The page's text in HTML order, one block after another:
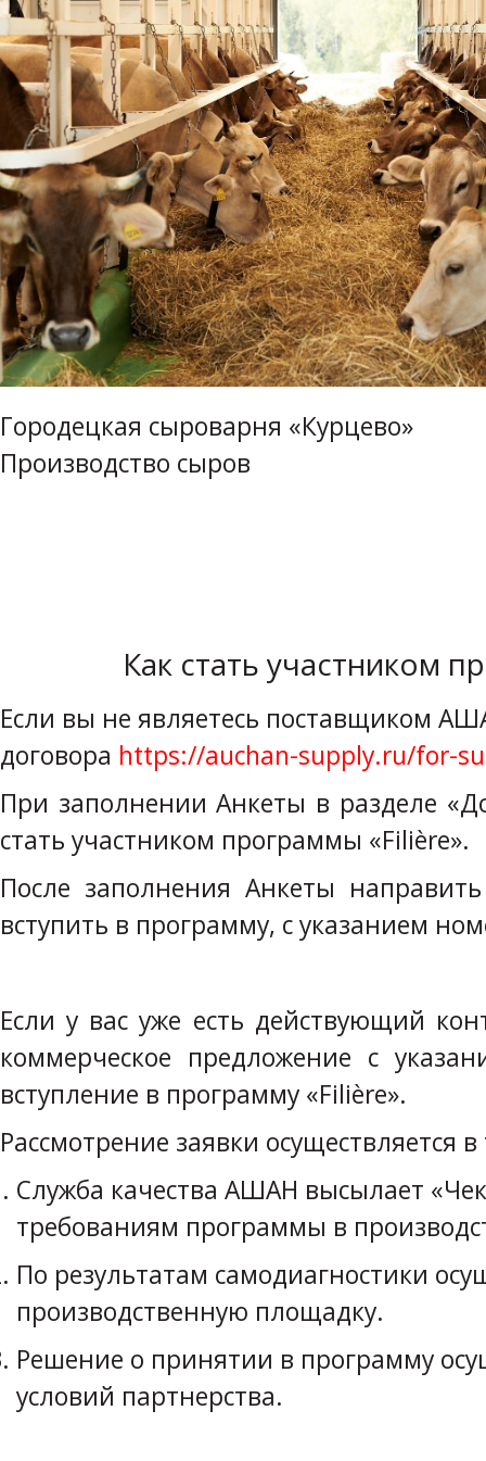
Городецкая сыроварня «Курцево»
Производство сыров
Как стать участником
Если вы не являетесь поставщиком
договора https://auchan-supply.ru/for-
При заполнении Анкеты в разделе
стать участником программы «Filière».
После заполнения Анкеты
вступить в программу, с указанием
Если у вас уже есть действующий
коммерческое предложение с
вступление в программу «Filière».
Рассмотрение заявки осуществляется
Служба качества АШАН высылает
требованиям программы в
По результатам самодиагностики
производственную площадку.
Решение о принятии в программу
условий партнерства.